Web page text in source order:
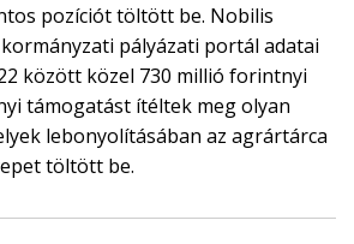
pozíciót töltött be. Nobilis
pályázati portál adatai
között közel 730 millió forintnyi
támogatást ítéltek meg olyan
lebonyolításában az agrártárca
töltött be.